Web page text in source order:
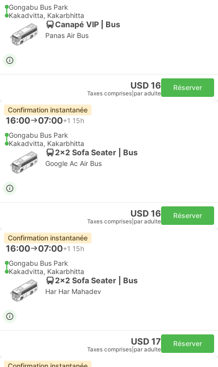
Gongabu Bus Park
Kakadvitta, Kakarbhitta
Canapé VIP | Bus
Panas Air Bus
USD 16
Taxes comprises par adulte
Réserver
Confirmation instantanée
16:00 07:00+1 15h
Gongabu Bus Park
Kakadvitta, Kakarbhitta
2x2 Sofa Seater | Bus
Google Ac Air Bus
USD 16
Taxes comprises par adulte
Réserver
Confirmation instantanée
16:00 07:00+1 15h
Gongabu Bus Park
Kakadvitta, Kakarbhitta
2x2 Sofa Seater | Bus
Har Har Mahadev
USD 17
Taxes comprises par adulte
Réserver